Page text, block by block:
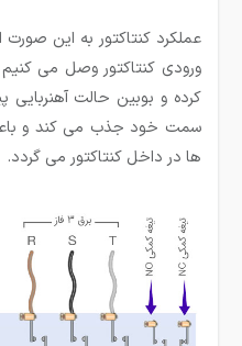
عملکرد کنتاکتور به این
ورودی کنتاکتور وصل می
کرده و بوبین حالت
سمت خود جذب می کند و
ها در داخل کنتاکتور می گردد.